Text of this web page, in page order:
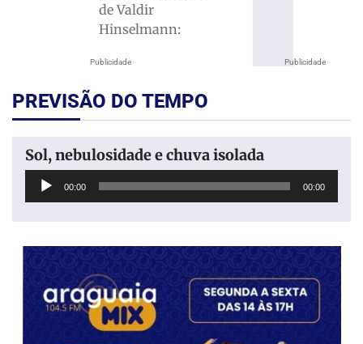
Publicidade
de Valdir
Hinselmann:
Publicidade
PREVISÃO DO TEMPO
Sol, nebulosidade e chuva isolada
Tocador
00:00 00:00